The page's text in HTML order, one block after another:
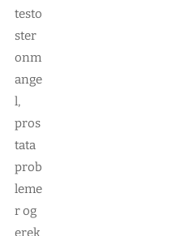
testo
ster
onm
ange
l,
pros
tata
prob
leme
r og